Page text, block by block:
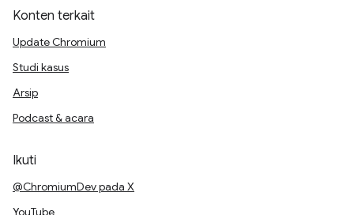
Konten terkait
Update Chromium
Studi kasus
Arsip
Podcast & acara
Ikuti
@ChromiumDev pada X
YouTube